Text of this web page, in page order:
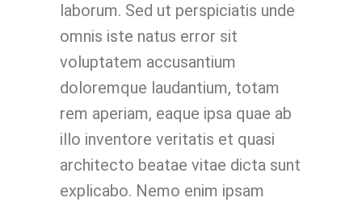
laborum. Sed ut perspiciatis unde
omnis iste natus error sit
voluptatem accusantium
doloremque laudantium, totam
rem aperiam, eaque ipsa quae ab
illo inventore veritatis et quasi
architecto beatae vitae dicta sunt
explicabo. Nemo enim ipsam